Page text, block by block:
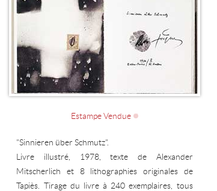
Estampe Vendue
"Sinnieren über Schmutz".
Livre illustré, 1978, texte de Alexander
Mitscherlich et 8 lithographies originales de
Tapiès. Tirage du livre à 240 exemplaires, tous